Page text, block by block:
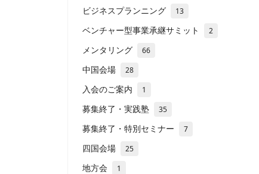
ビジネスプランニング 13
ベンチャー型事業承継サミット 2
メンタリング 66
中国会場 28
入会のご案内 1
募集終了・実践塾 35
募集終了・特別セミナー 7
四国会場 25
地方会 1